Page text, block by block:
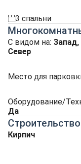
spalnia3 спальни
С видом на: Запад,
Север
Место для
Оборудование/
Да
Строительство
Кирпич